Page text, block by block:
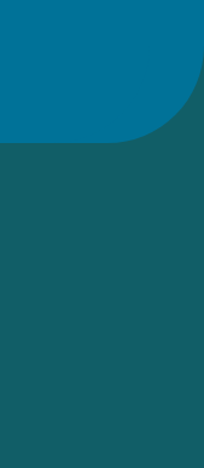
sursur